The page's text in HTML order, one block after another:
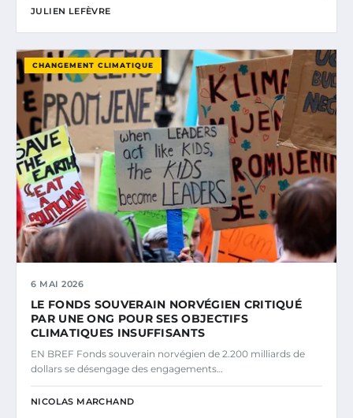
JULIEN LEFÈVRE
CHANGEMENT CLIMATIQUE
6 MAI 2026
LE FONDS SOUVERAIN NORVÉGIEN CRITIQUÉ
PAR UNE ONG POUR SES OBJECTIFS
CLIMATIQUES INSUFFISANTS
EN BREF Fonds souverain norvégien de 2.200 milliards de
dollars se désengage des engagements…
NICOLAS MARCHAND